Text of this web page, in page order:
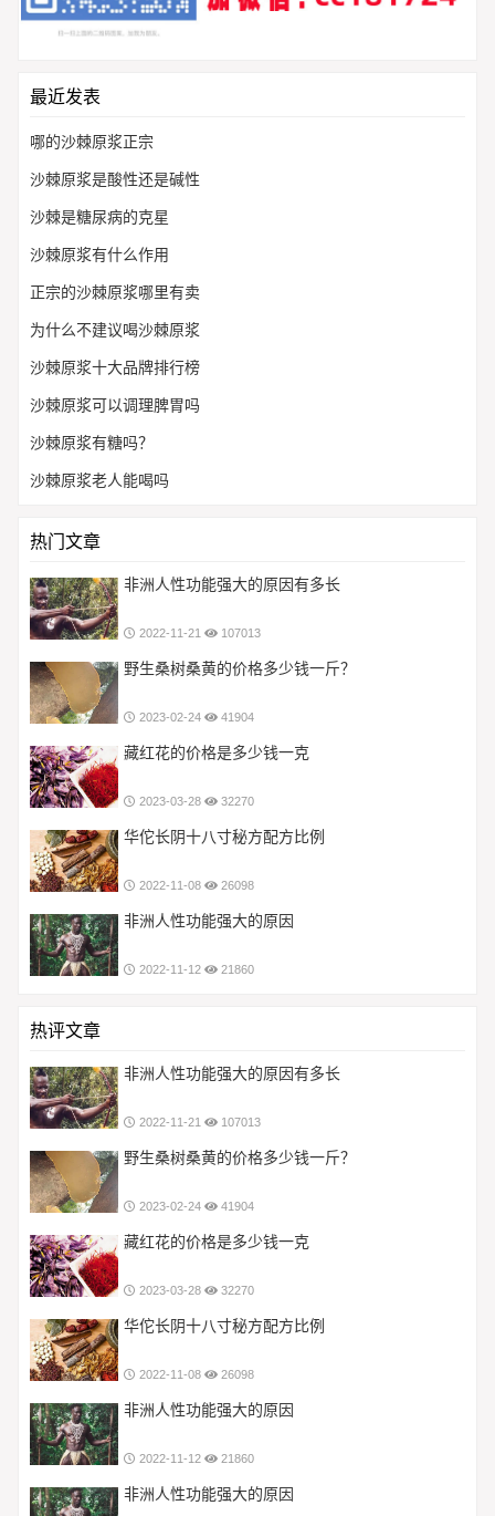
最近发表
哪的沙棘原浆正宗
沙棘原浆是酸性还是碱性
沙棘是糖尿病的克星
沙棘原浆有什么作用
正宗的沙棘原浆哪里有卖
为什么不建议喝沙棘原浆
沙棘原浆十大品牌排行榜
沙棘原浆可以调理脾胃吗
沙棘原浆有糖吗？
沙棘原浆老人能喝吗
热门文章
非洲人性功能强大的原因有多长
2022-11-21 107013
野生桑树桑黄的价格多少钱一斤？
2023-02-24 41904
藏红花的价格是多少钱一克
2023-03-28 32270
华佗长阴十八寸秘方配方比例
2022-11-08 26098
非洲人性功能强大的原因
2022-11-12 21860
热评文章
非洲人性功能强大的原因有多长
2022-11-21 107013
野生桑树桑黄的价格多少钱一斤？
2023-02-24 41904
藏红花的价格是多少钱一克
2023-03-28 32270
华佗长阴十八寸秘方配方比例
2022-11-08 26098
非洲人性功能强大的原因
2022-11-12 21860
非洲人性功能强大的原因